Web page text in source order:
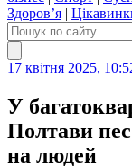
Здоров’я |
17 квітня 2025,
У
Полтави пес
на людей